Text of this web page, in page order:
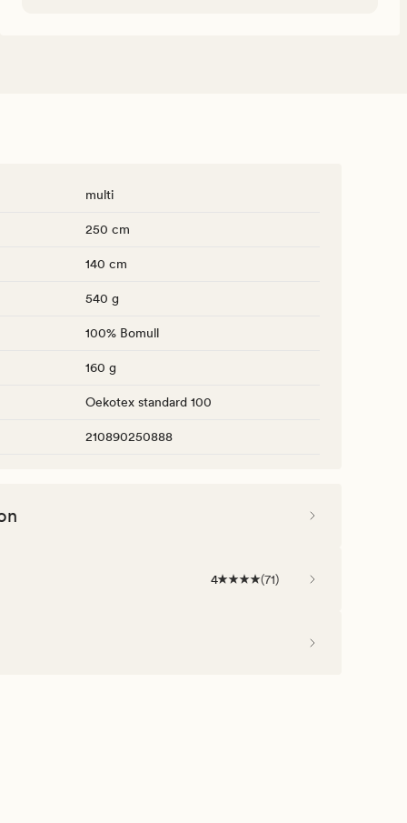
multi
250 cm
140 cm
540 g
100% Bomull
160 g
Oekotex standard 100
210890250888
4 (71)